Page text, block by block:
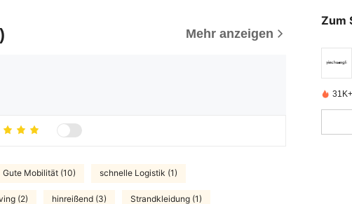
Mehr anzeigen
Gute Mobilität (10) schnelle Logistik (1)
(2) hinreißend (3) Strandkleidung (1)
gkeiten
Zum